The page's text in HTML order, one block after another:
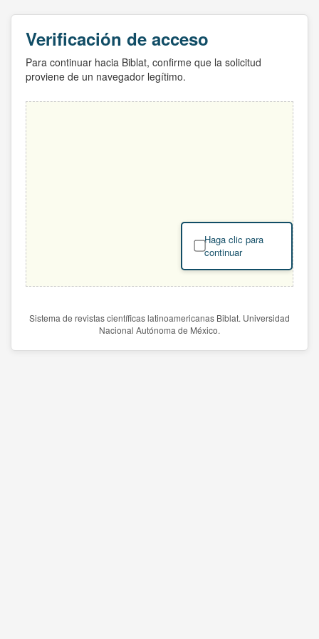
Verificación de acceso
Para continuar hacia Biblat, confirme que la solicitud
proviene de un navegador legítimo.
Haga clic para
continuar
Sistema de revistas científicas latinoamericanas Biblat. Universidad
Nacional Autónoma de México.